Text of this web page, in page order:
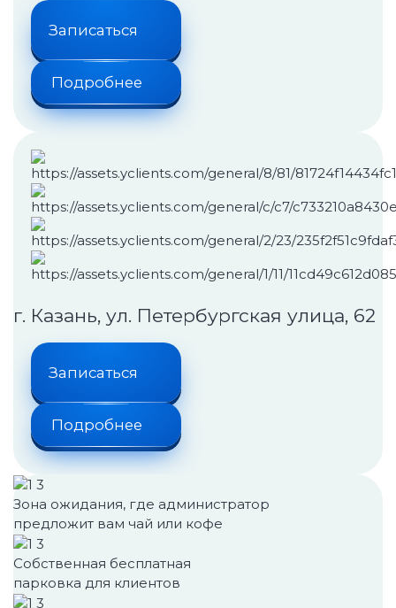
Записаться
Подробнее
г. Казань, ул. Петербургская улица, 62
Записаться
Подробнее
Зона ожидания, где администратор
предложит вам чай или кофе
Собственная бесплатная
парковка для клиентов